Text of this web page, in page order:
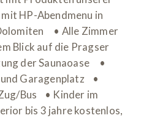
HP-Abendmenu in
• Alle Zimmer
Blick auf die Pragser
der Saunaoase •
Garagenplatz •
Bus • Kinder im
bis 3 jahre kostenlos,